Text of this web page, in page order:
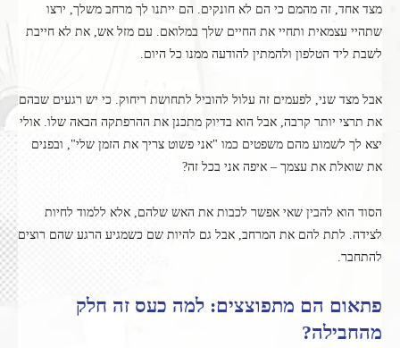
מצד אחד, זה מהמם כי הם לא חונקים. הם ייתנו לך מרחב משלך, ירצו
שתהיי עצמאית ותחיי את החיים שלך במלואם. עם מזל אש, את לא חייבת
לשבת ליד הטלפון ולהמתין להודעה ממנו כל היום.
אבל מצד שני, לפעמים זה עלול להוביל לתחושת ריחוק. כי יש רגעים שבהם
את תרצי יותר קרבה, אבל הוא בדיוק מתכנן את ההרפתקה הבאה שלו. אולי
יצא לך לשמוע מהם משפטים כמו "אני פשוט צריך את הזמן שלי", ובפנים
את שואלת את עצמך – איפה אני בכל זה?
הסוד הוא להבין שאי אפשר לכבות את האש שלהם, אלא ללמוד לחיות
לצידה. לתת להם את המרחב, אבל גם להיות שם כשמגיע הרגע שהם רוצים
להתחבר.
פתאום הם מתפוצצים: למה כעס זה חלק
מהחבילה?